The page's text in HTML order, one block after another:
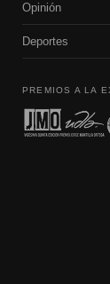
Opinión
Deportes
PREMIOS A LA